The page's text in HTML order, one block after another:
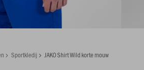
Sportkledij JAKO Shirt Wild korte mouw